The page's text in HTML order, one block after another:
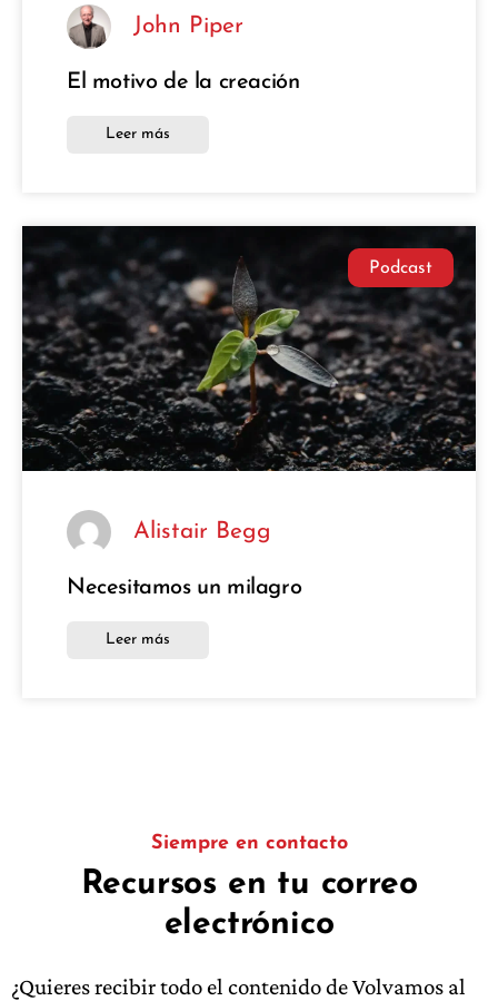
John Piper
El motivo de la creación
Leer más
Podcast
Alistair Begg
Necesitamos un milagro
Leer más
Siempre en contacto
Recursos en tu correo
electrónico
¿Quieres recibir todo el contenido de Volvamos al